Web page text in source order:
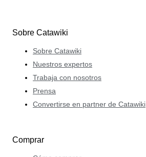
Sobre Catawiki
Sobre Catawiki
Nuestros expertos
Trabaja con nosotros
Prensa
Convertirse en partner de Catawiki
Comprar